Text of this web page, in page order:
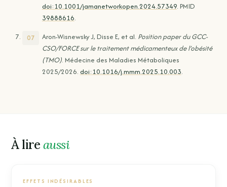
doi:10.1001/jamanetworkopen.2024.57349. PMID
39888616.
Aron-Wisnewsky J, Disse E, et al. Position paper du GCC-
CSO/FORCE sur le traitement médicamenteux de l’obésité
(TMO). Médecine des Maladies Métaboliques
2025/2026. doi:10.1016/j.mmm.2025.10.003.
À lire aussi
EFFETS INDÉSIRABLES